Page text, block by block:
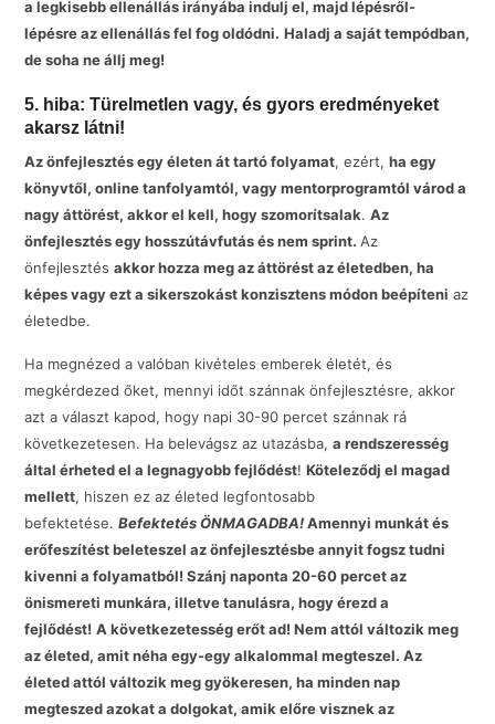
a legkisebb ellenállás irányába indulj el, majd lépésről-
lépésre az ellenállás fel fog oldódni. Haladj a saját tempódban,
de soha ne állj meg!
5. hiba: Türelmetlen vagy, és gyors eredményeket
akarsz látni!
Az önfejlesztés egy életen át tartó folyamat, ezért,ha egy
könyvtől, online tanfolyamtól, vagy mentorprogramtól várod a
nagy áttörést, akkor el kell, hogy szomorítsalak.Az
önfejlesztés egy hosszútávfutás és nem sprint.Az
önfejlesztésakkor hozza meg az áttörést az életedben, ha
képes vagy ezt a sikerszokást konzisztens módon beépíteni az
életedbe.
Ha megnézed a valóban kivételes emberek életét, és
megkérdezed őket, mennyi időt szánnak önfejlesztésre, akkor
azt a választ kapod, hogy napi 30-90 percet szánnak rá
következetesen. Ha belevágsz az utazásba,a rendszeresség
által érheted el a legnagyobb fejlődést!Köteleződj el magad
mellett, hiszen ez az életed legfontosabb
befektetése.Befektetés ÖNMAGADBA!Amennyi munkát és
erőfeszítést beleteszel az önfejlesztésbe annyit fogsz tudni
kivenni a folyamatból! Szánj naponta 20-60 percet az
önismereti munkára, illetve tanulásra, hogy érezd a
fejlődést! A következetesség erőt ad! Nem attól változik meg
az életed, amit néha egy-egy alkalommal megteszel. Az
életed attól változik meg gyökeresen, ha minden nap
megteszed azokat a dolgokat, amik előre visznek az